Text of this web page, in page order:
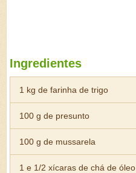
Ingredientes
1 kg de farinha de trigo
100 g de presunto
100 g de mussarela
1 e 1/2 xícaras de chá de óleo